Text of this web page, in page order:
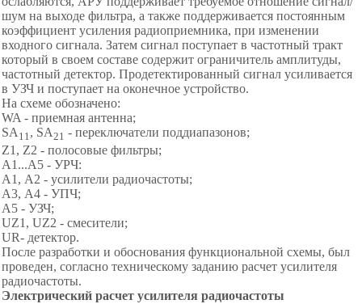
шум на выходе фильтра, а также поддерживается постоянным
коэффициент усиления радиоприемника, при изменении
входного сигнала. Затем сигнал поступает в частотный тракт
который в своем составе содержит ограничитель амплитуды,
частотный детектор. Продетектированный сигнал усиливается
в УЗЧ и поступает на оконечное устройство.
На схеме обозначено:
WA - приемная антенна;
SA 11, SA21 - переключатели поддиапазонов;
Z1, Z2 - полосовые фильтры;
A1...A5 - УРЧ:
А1, А2 - усилители радиочастоты;
А3, А4 - УПЧ;
А5 - УЗЧ;
UZ1, UZ2 - смесители;
UR- детектор.
После разработки и обоснования функциональной схемы, был
проведен, согласно техническому заданию расчет усилителя
радиочастоты.
Электрический расчет усилителя радиочастоты